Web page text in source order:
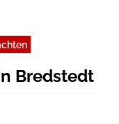
Bredstedt